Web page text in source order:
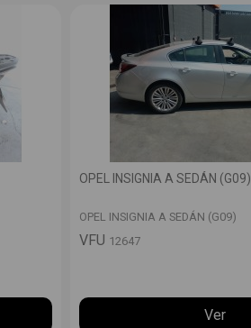
OPEL INSIGNIA A SEDÁN (G09)
OPEL INSIGNIA A SEDÁN (G09)
VFU 12647
Ver